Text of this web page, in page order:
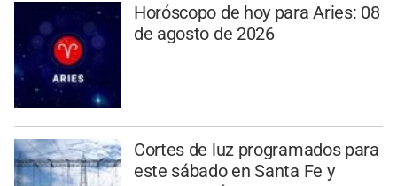
Horóscopo de hoy para Aries: 08
de agosto de 2026
Cortes de luz programados para
este sábado en Santa Fe y